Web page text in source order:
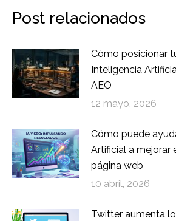
Post relacionados
Cómo posicionar
Inteligencia
AEO
12 mayo, 2026
Cómo puede
Artificial a mejorar
página web
10 abril, 2026
Twitter aumenta